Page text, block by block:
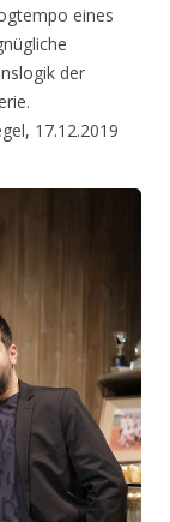
eines
der
17.12.2019